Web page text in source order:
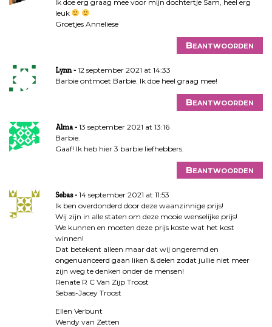
Ik doe erg graag mee voor mijn dochtertje Sam, heel erg
leuk
Groetjes Anneliese
Beantwoorden
Lynn
12 september 2021 at 14:33
Barbie ontmoet Barbie. Ik doe heel graag mee!
Beantwoorden
Alma
13 september 2021 at 13:16
Barbie.
Gaaf! Ik heb hier 3 barbie liefhebbers.
Beantwoorden
Sebas
14 september 2021 at 11:53
Ik ben overdonderd door deze waanzinnige prijs!
Wij zijn in alle staten om deze mooie wenselijke prijs!
We kunnen en moeten deze prijs koste wat het kost
winnen!
Dat betekent alleen maar dat wij ongeremd en
ongenuanceerd gaan liken & delen zodat jullie niet meer
zijn weg te denken onder de mensen!
Renate R C Van Zijp Troost
Sebas-Jacey Troost
Ellen Verbunt
Wendy van Zetten